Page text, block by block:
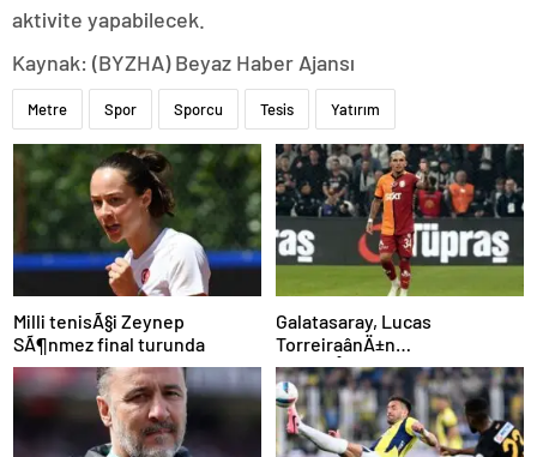
aktivite yapabilecek.
Kaynak: (BYZHA) Beyaz Haber Ajansı
Metre Spor Sporcu Tesis Yatırım
Milli tenisÃ§i Zeynep
SÃ¶nmez final turunda
Galatasaray, Lucas
TorreiraânÄ±n
sÃ¶zleÅmesini uzattÄ±